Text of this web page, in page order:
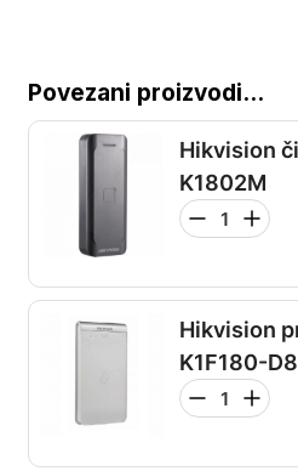
Povezani proizvodi...
Hikvision
K1802M
Hikvision
K1F180-